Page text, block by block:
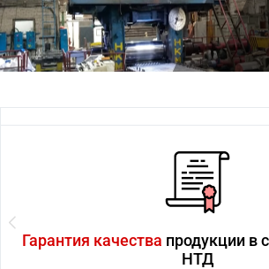
Гарантия качества продукции в
НТД